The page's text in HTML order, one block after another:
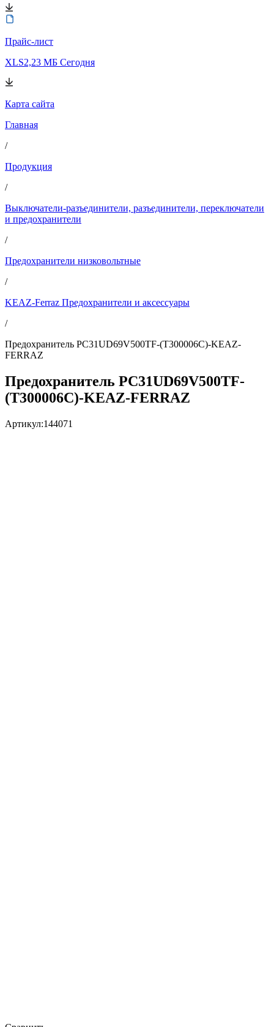
Прайс-лист
XLS2,23 МБ Сегодня
Карта сайта
Главная
/
Продукция
/
Выключатели-разъединители, разъединители, переключатели
и предохранители
/
Предохранители низковольтные
/
KEAZ-Ferraz Предохранители и аксессуары
/
Предохранитель PC31UD69V500TF-(T300006C)-KEAZ-
FERRAZ
Предохранитель PC31UD69V500TF-
(T300006C)-KEAZ-FERRAZ
Артикул:144071